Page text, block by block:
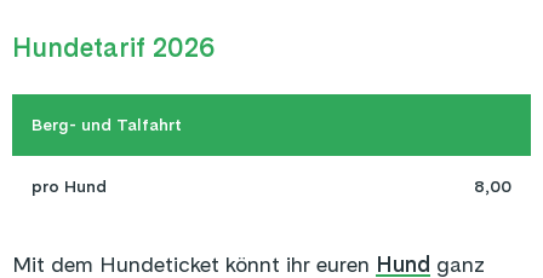
Hundetarif 2026
Berg- und Talfahrt
pro Hund 8,00
Mit dem Hundeticket könnt ihr euren Hund ganz